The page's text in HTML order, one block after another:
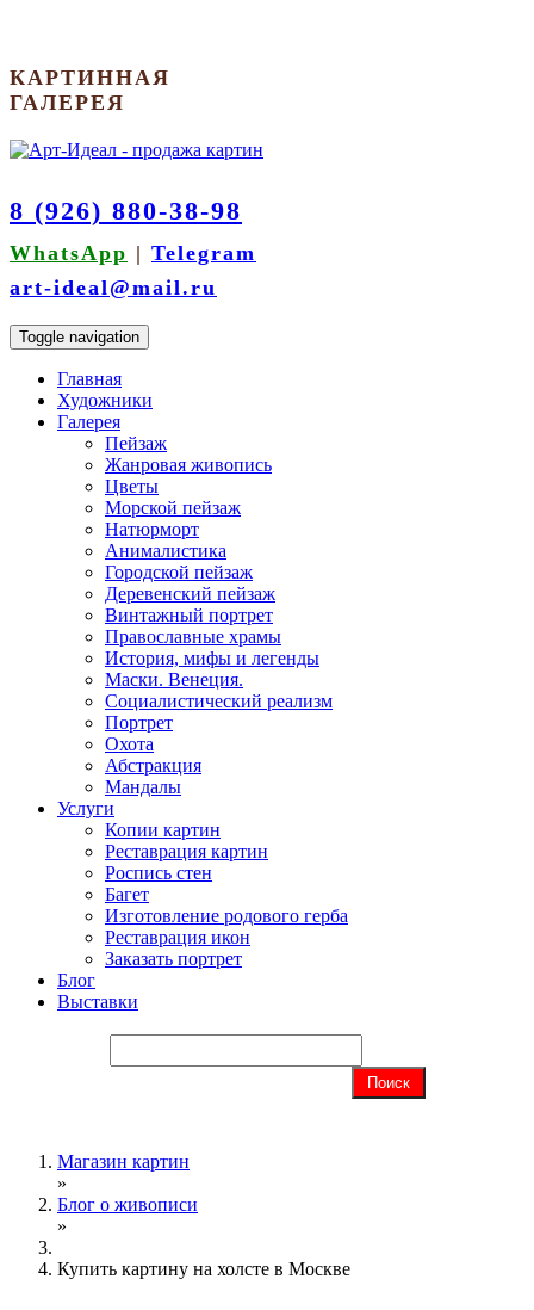
КАРТИННАЯ
ГАЛЕРЕЯ
8 (926) 880-38-98
WhatsApp | Telegram
art-ideal@mail.ru
Toggle navigation
Главная
Художники
Галерея
Пейзаж
Жанровая живопись
Цветы
Морской пейзаж
Натюрморт
Анималистика
Городской пейзаж
Деревенский пейзаж
Винтажный портрет
Православные храмы
История, мифы и легенды
Маски. Венеция.
Социалистический реализм
Портрет
Охота
Абстракция
Мандалы
Услуги
Копии картин
Реставрация картин
Роспись стен
Багет
Изготовление родового герба
Реставрация икон
Заказать портрет
Блог
Выставки
Магазин картин
»
Блог о живописи
»
Купить картину на холсте в Москве